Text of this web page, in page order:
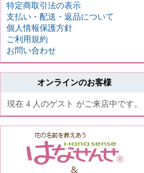
特定商取引法の表示
支払い・配送・返品について
個人情報保護方針
ご利用規約
お問い合わせ
オンラインのお客様
現在 4 人のゲスト がご来店中です。